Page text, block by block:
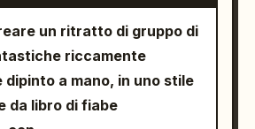
e animali amichevoli. Il
di sputare fuoco, ma
una fiamma arcobaleno
.
esatto di pannelli:
un ritratto di gruppo di
riccamente
a mano, in uno stile
da libro di fiabe